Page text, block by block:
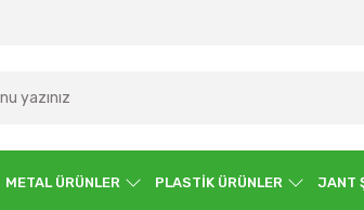
METAL ÜRÜNLER PLASTİK ÜRÜNLER JANT